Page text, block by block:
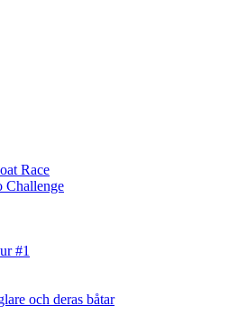
Race
Challenge
#1
och deras båtar